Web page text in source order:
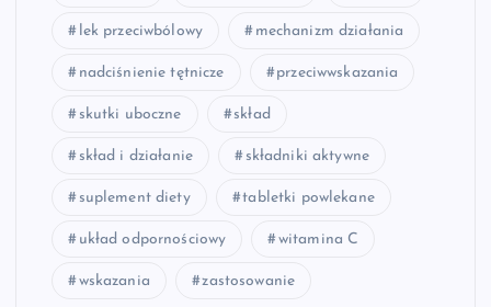
lek przeciwbólowy mechanizm działania
nadciśnienie tętnicze przeciwwskazania
skutki uboczne skład
skład i działanie składniki aktywne
suplement diety tabletki powlekane
układ odpornościowy witamina C
wskazania zastosowanie